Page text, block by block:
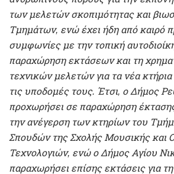
των μελετών σκοπιμότητας και
Τμημάτων, ενώ έχει ήδη από καιρό
συμφωνίες με την τοπική
παραχώρηση εκτάσεων και τη
τεχνικών μελετών για τα νέα
τις υποδομές τους. Έτσι, ο Δήμος
προχωρήσει σε παραχώρηση
την ανέγερση των κτηρίων του
Σπουδών της Σχολής Μουσικής και
Τεχνολογιών, ενώ ο Δήμος Αγίου
παραχωρήσει επίσης εκτάσεις για